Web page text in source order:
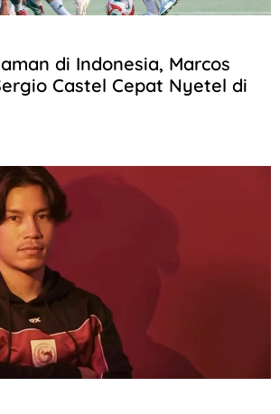
di Indonesia, Marcos
Castel Cepat Nyetel di